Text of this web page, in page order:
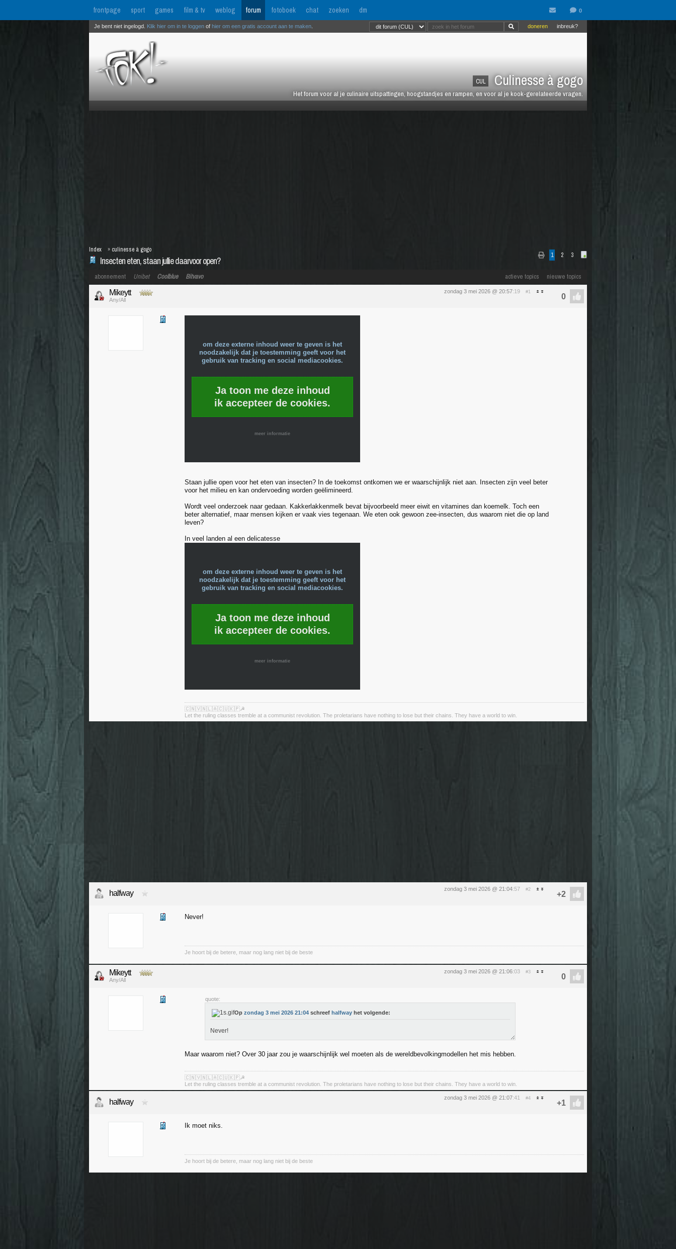
frontpage sport games film & tv weblog forum fotoboek chat zoeken dm
CUL Culinesse à gogo
Het forum voor al je culinaire uitspattingen, hoogstandjes en rampen, en voor al je kook-gerelateerde vragen.
inbreuk?
doneren
Je bent niet ingelogd. Klik hier om in te loggen of hier om een gratis account aan te maken
1 2 3
Insecten eten, staan jullie daarvoor open?
Index » culinesse à gogo
actieve topics nieuwe topics
abonnement Unibet Coolblue Bitvavo
zondag 3 mei 2026 @ 20:57:19 #1
Mikeytt
Any/All
om deze externe inhoud weer te geven is het
noodzakelijk dat je toestemming geeft voor het
gebruik van tracking en social mediacookies.
Ja toon me deze inhoud
ik accepteer de cookies.
meer informatie
Staan jullie open voor het eten van insecten? In de toekomst ontkomen we er waarschijnlijk niet aan. Insecten zijn veel beter
voor het milieu en kan ondervoeding worden geëlimineerd.
Wordt veel onderzoek naar gedaan. Kakkerlakkenmelk bevat bijvoorbeeld meer eiwit en vitamines dan koemelk. Toch een
beter alternatief, maar mensen kijken er vaak vies tegenaan. We eten ook gewoon zee-insecten, dus waarom niet die op land
leven?
In veel landen al een delicatesse
om deze externe inhoud weer te geven is het
noodzakelijk dat je toestemming geeft voor het
gebruik van tracking en social mediacookies.
Ja toon me deze inhoud
ik accepteer de cookies.
meer informatie
🇨🇳🇻🇳🇱🇦🇨🇺🇰🇵☭
Let the ruling classes tremble at a communist revolution. The proletarians have nothing to lose but their chains. They have a world to win.
zondag 3 mei 2026 @ 21:04:57 #2
halfway
Never!
Je hoort bij de betere, maar nog lang niet bij de beste
zondag 3 mei 2026 @ 21:06:03 #3
Mikeytt
Any/All
quote:
Op zondag 3 mei 2026 21:04 schreef halfway het volgende:
Never!
Maar waarom niet? Over 30 jaar zou je waarschijnlijk wel moeten als de wereldbevolkingmodellen het mis hebben.
🇨🇳🇻🇳🇱🇦🇨🇺🇰🇵☭
Let the ruling classes tremble at a communist revolution. The proletarians have nothing to lose but their chains. They have a world to win.
zondag 3 mei 2026 @ 21:07:41 #4
halfway
Ik moet niks.
Je hoort bij de betere, maar nog lang niet bij de beste